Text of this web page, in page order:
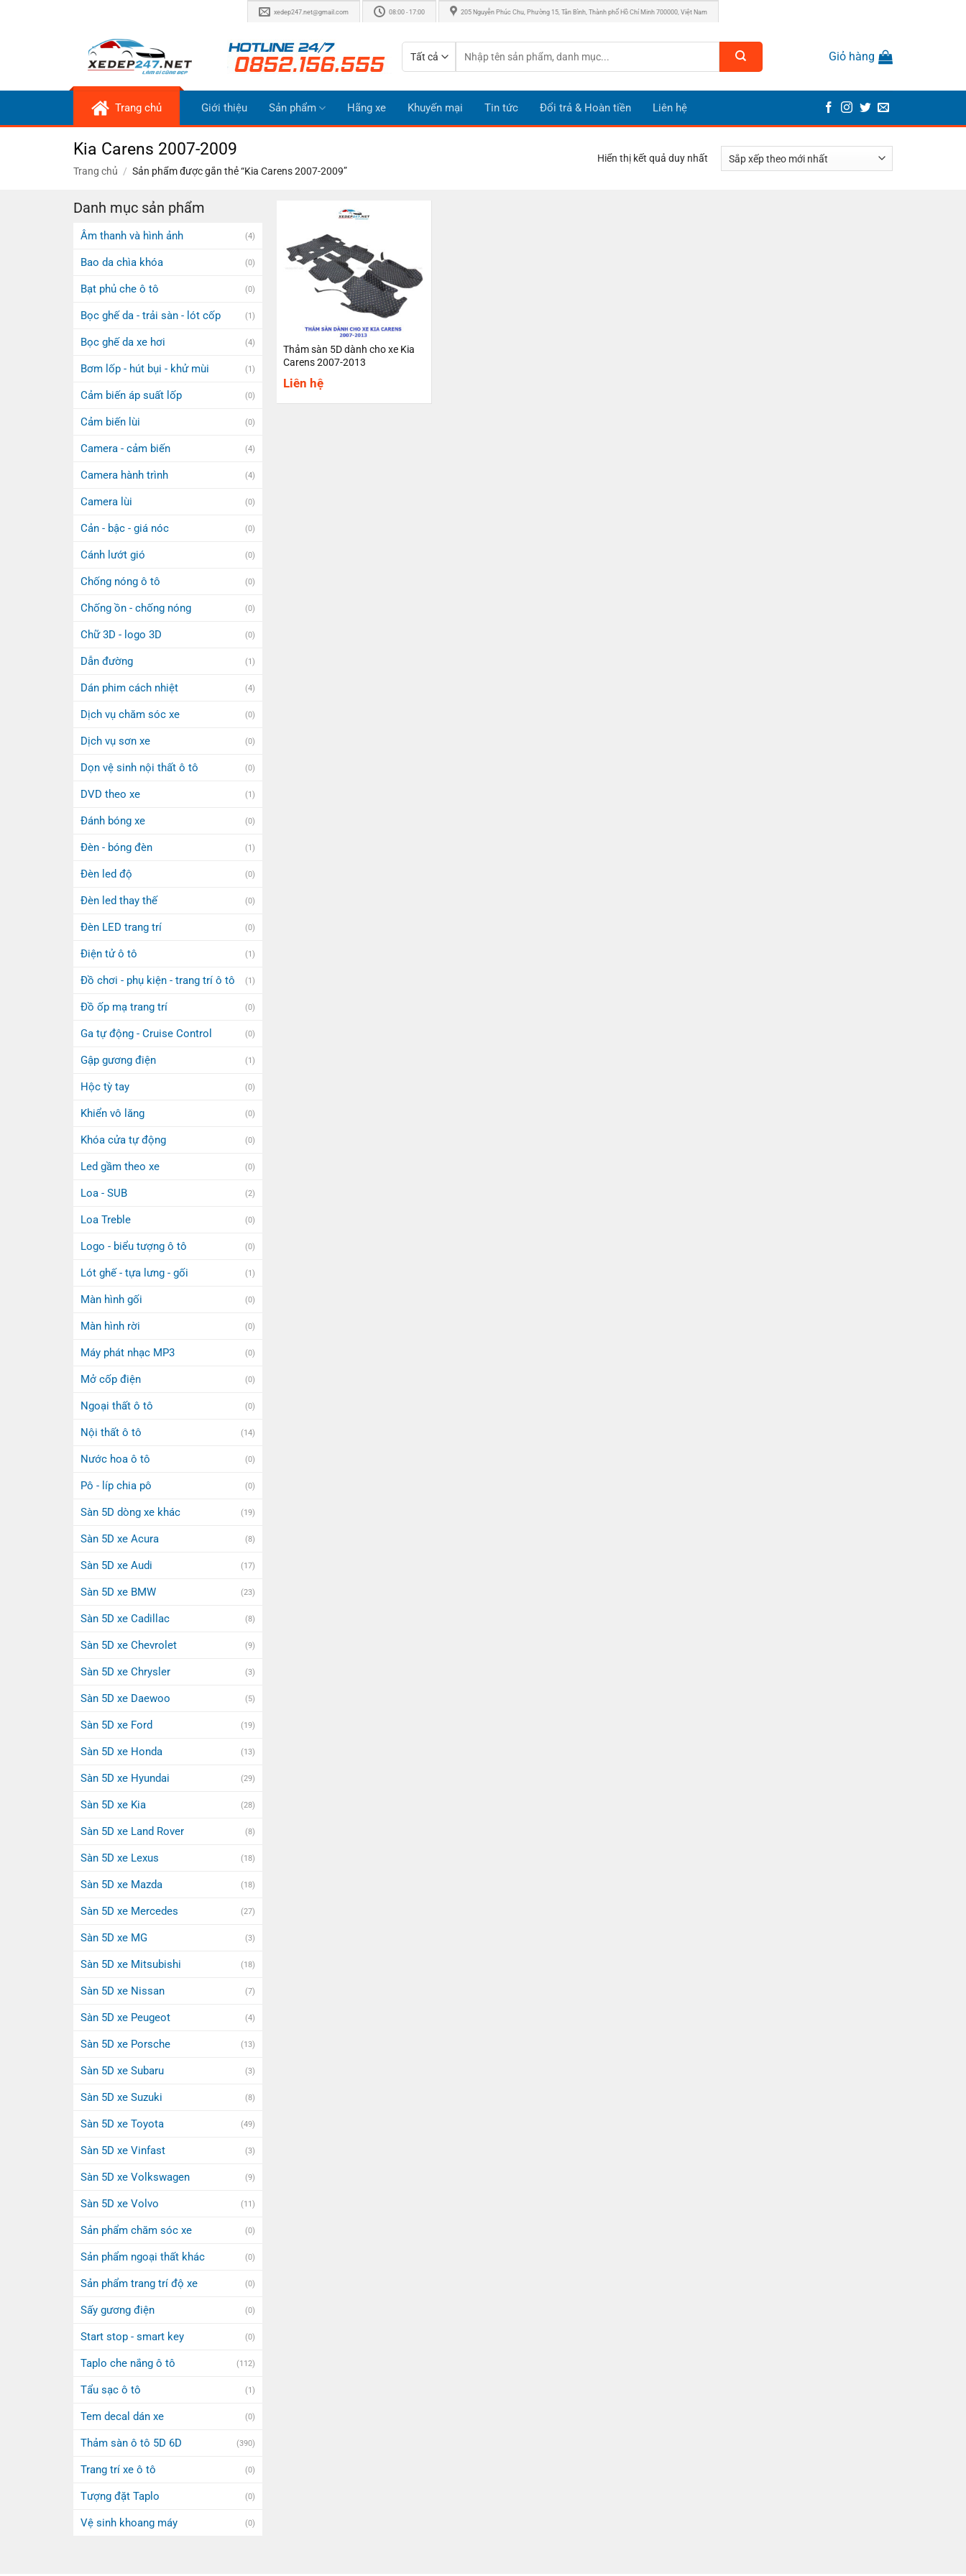
xedep247.net@gmail.com 08:00 - 17:00 205 Nguyễn Phúc Chu, Phường 15, Tân Bình, Thành phố Hồ Chí Minh 700000, Việt Nam
kiếm:
Giỏ hàng
Trang chủ Giới thiệu Sản phẩm Hãng xe Khuyến mại Tin tức Đổi trả & Hoàn tiền Liên hệ
Kia Carens 2007-2009
Trang chủ / Sản phẩm được gắn thẻ “Kia Carens 2007-2009”
Hiển thị kết quả duy nhất
Danh mục sản phẩm
Âm thanh và hình ảnh (4)
Bao da chìa khóa (0)
Bạt phủ che ô tô (0)
Bọc ghế da - trải sàn - lót cốp (1)
Bọc ghế da xe hơi (4)
Bơm lốp - hút bụi - khử mùi (1)
Cảm biến áp suất lốp (0)
Cảm biến lùi (0)
Camera - cảm biến (4)
Camera hành trình (4)
Camera lùi (0)
Cản - bậc - giá nóc (0)
Cánh lướt gió (0)
Chống nóng ô tô (0)
Chống ồn - chống nóng (0)
Chữ 3D - logo 3D (0)
Dẫn đường (1)
Dán phim cách nhiệt (4)
Dịch vụ chăm sóc xe (0)
Dịch vụ sơn xe (0)
Dọn vệ sinh nội thất ô tô (0)
DVD theo xe (1)
Đánh bóng xe (0)
Đèn - bóng đèn (1)
Đèn led độ (0)
Đèn led thay thế (0)
Đèn LED trang trí (0)
Điện tử ô tô (1)
Đồ chơi - phụ kiện - trang trí ô tô (1)
Đồ ốp mạ trang trí (0)
Ga tự động - Cruise Control (0)
Gập gương điện (1)
Hộc tỳ tay (0)
Khiển vô lăng (0)
Khóa cửa tự động (0)
Led gầm theo xe (0)
Loa - SUB (2)
Loa Treble (0)
Logo - biểu tượng ô tô (0)
Lót ghế - tựa lưng - gối (1)
Màn hình gối (0)
Màn hình rời (0)
Máy phát nhạc MP3 (0)
Mở cốp điện (0)
Ngoại thất ô tô (0)
Nội thất ô tô (14)
Nước hoa ô tô (0)
Pô - líp chia pô (0)
Sàn 5D dòng xe khác (19)
Sàn 5D xe Acura (8)
Sàn 5D xe Audi (17)
Sàn 5D xe BMW (23)
Sàn 5D xe Cadillac (8)
Sàn 5D xe Chevrolet (9)
Sàn 5D xe Chrysler (3)
Sàn 5D xe Daewoo (5)
Sàn 5D xe Ford (19)
Sàn 5D xe Honda (13)
Sàn 5D xe Hyundai (29)
Sàn 5D xe Kia (28)
Sàn 5D xe Land Rover (8)
Sàn 5D xe Lexus (18)
Sàn 5D xe Mazda (18)
Sàn 5D xe Mercedes (27)
Sàn 5D xe MG (3)
Sàn 5D xe Mitsubishi (18)
Sàn 5D xe Nissan (7)
Sàn 5D xe Peugeot (4)
Sàn 5D xe Porsche (13)
Sàn 5D xe Subaru (3)
Sàn 5D xe Suzuki (8)
Sàn 5D xe Toyota (49)
Sàn 5D xe Vinfast (3)
Sàn 5D xe Volkswagen (9)
Sàn 5D xe Volvo (11)
Sản phẩm chăm sóc xe (0)
Sản phẩm ngoại thất khác (0)
Sản phẩm trang trí độ xe (0)
Sấy gương điện (0)
Start stop - smart key (0)
Taplo che nắng ô tô (112)
Tẩu sạc ô tô (1)
Tem decal dán xe (0)
Thảm sàn ô tô 5D 6D (390)
Trang trí xe ô tô (0)
Tượng đặt Taplo (0)
Vệ sinh khoang máy (0)
Thảm sàn 5D dành cho xe Kia
Carens 2007-2013
Liên hệ